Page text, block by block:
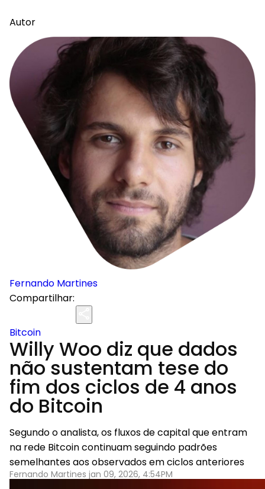
Autor
Fernando Martines
Compartilhar:
Bitcoin
Willy Woo diz que dados
não sustentam tese do
fim dos ciclos de 4 anos
do Bitcoin
Segundo o analista, os fluxos de capital que entram
na rede Bitcoin continuam seguindo padrões
semelhantes aos observados em ciclos anteriores
Fernando Martines jan 09, 2026, 4:54PM